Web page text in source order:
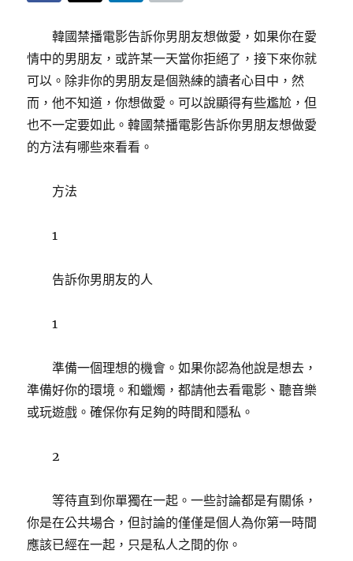
韓國禁播電影告訴你男朋友想做愛，如果你在愛
情中的男朋友，或許某一天當你拒絕了，接下來你就
可以。除非你的男朋友是個熟練的讀者心目中，然
而，他不知道，你想做愛。可以說顯得有些尷尬，但
也不一定要如此。韓國禁播電影告訴你男朋友想做愛
的方法有哪些來看看。
方法
1
告訴你男朋友的人
1
準備一個理想的機會。如果你認為他說是想去，
準備好你的環境。和蠟燭，都請他去看電影、聽音樂
或玩遊戲。確保你有足夠的時間和隱私。
2
等待直到你單獨在一起。一些討論都是有關係，
你是在公共場合，但討論的僅僅是個人為你第一時間
應該已經在一起，只是私人之間的你。